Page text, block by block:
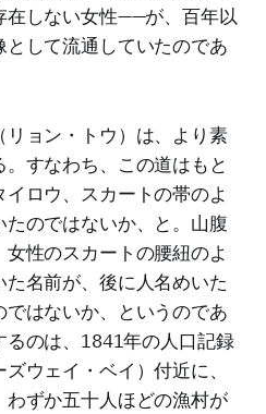
在しない女性——が、百年以
して流通していたのであ
ョン・トウ）は、より素
すなわち、この道はもと
ロウ、スカートの帯のよ
たのではないか、と。山腹
性のスカートの腰紐のよ
名前が、後に人名めいた
はないか、というのであ
るのは、1841年の人口記録
ウェイ・ベイ）付近に、
ずか五十人ほどの漁村が